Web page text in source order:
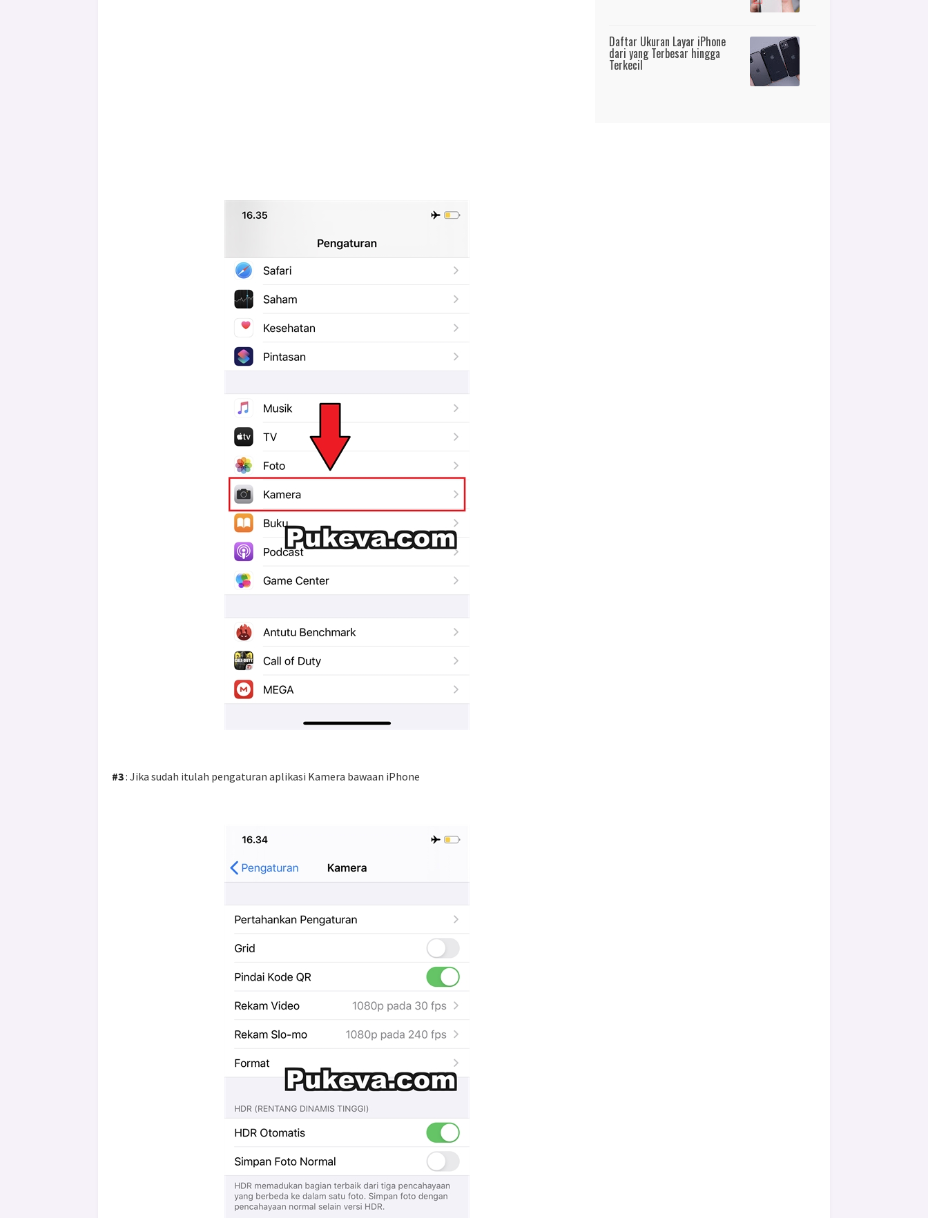
#3: Jika sudah itulah pengaturan aplikasi Kamera bawaan iPhone
Daftar Ukuran Layar iPhone
dari yang Terbesar hingga
Terkecil